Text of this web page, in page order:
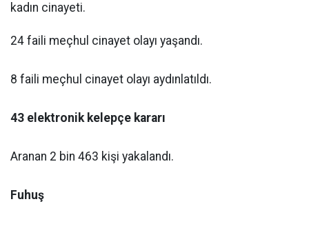
kadın cinayeti.
24 faili meçhul cinayet olayı yaşandı.
8 faili meçhul cinayet olayı aydınlatıldı.
43 elektronik kelepçe kararı
Aranan 2 bin 463 kişi yakalandı.
Fuhuş